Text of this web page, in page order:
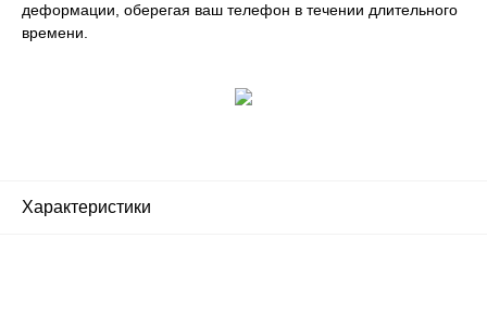
деформации, оберегая ваш телефон в течении длительного
времени.
Характеристики